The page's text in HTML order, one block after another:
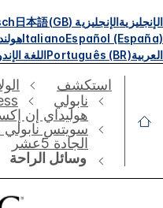
الإنجليزيةالإنجليزية (GB) 日本語
Español (España)
Italiano
العربيةPortuguês (BR)اللغة
استكشف
نابولي
هوليداي إن
سويتس نابولي
الجادة 5عشر
وسائل الراحة